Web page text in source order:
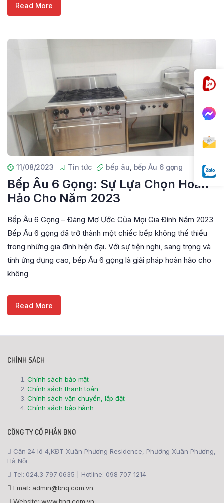
Read More
11/08/2023 Tin tức bếp âu bếp Âu 6 gọng
Bếp Âu 6 Gọng: Sự Lựa Chọn Hoàn
Hảo Cho Năm 2023
Bếp Âu 6 Gọng – Đáng Mơ Ước Của Mọi Gia Đình Năm 2023
Bếp Âu 6 gọng đã trở thành một chiếc bếp không thể thiếu
trong những gia đình hiện đại. Với sự tiện nghi, sang trọng và
tính ứng dụng cao, bếp Âu 6 gọng là giải pháp hoàn hảo cho
không
Read More
CHÍNH SÁCH
Chính sách bảo mật
Chính sách thanh toán
Chính sách vận chuyển, lắp đặt
Chính sách bảo hành
CÔNG TY CỔ PHẦN BNQ
Căn 24 lô 4,KĐT Xuân Phương Residence, Phường Xuân Phương,
Hà Nội
Tel: 024.3 797 0635 | Hotline: 098 707 1214
Email: admin@bnq.com.vn